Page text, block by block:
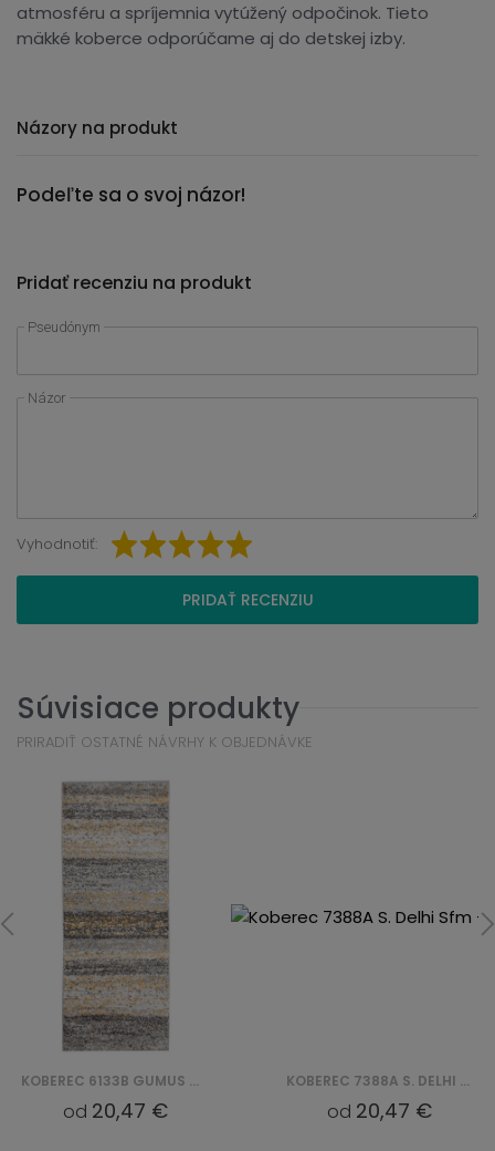
atmosféru a spríjemnia vytúžený odpočinok. Tieto
mäkké koberce odporúčame aj do detskej izby.
Názory na produkt
Podeľte sa o svoj názor!
Pridať recenziu na produkt
Pseudónym
Názor
Vyhodnotiť:
PRIDAŤ RECENZIU
Súvisiace produkty
PRIRADIŤ OSTATNÉ NÁVRHY K OBJEDNÁVKE
KOBEREC 6133B GUMUS OPAK DELHI SFJ
od 20,47 €
KOBEREC 7388A S. DELHI SFM - BIAŁY
od 20,47 €